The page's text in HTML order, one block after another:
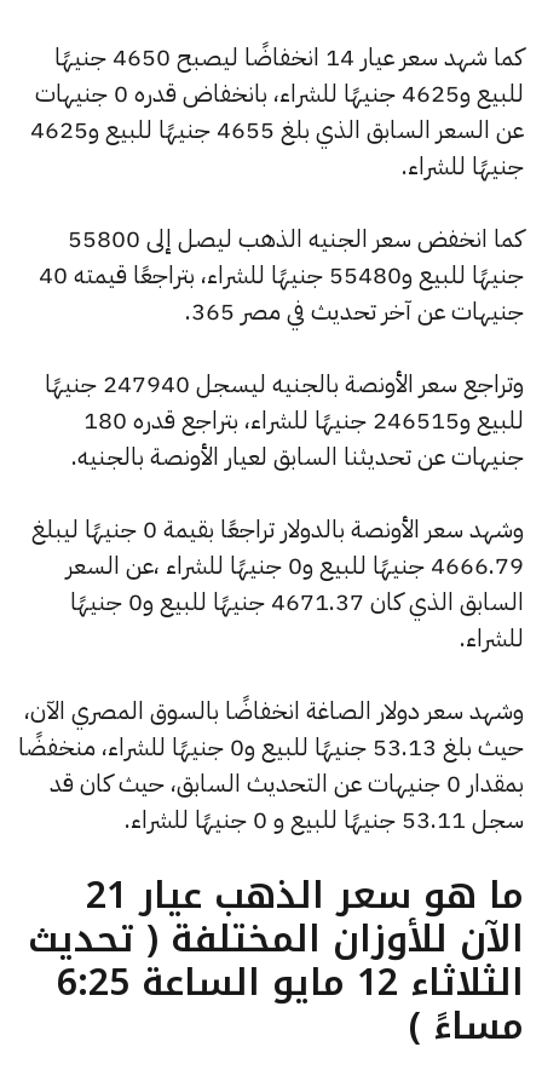
كما شهد سعر عيار 14 انخفاضًا ليصبح 4650 جنيهًا
للبيع و4625 جنيهًا للشراء، بانخفاض قدره 0 جنيهات
عن السعر السابق الذي بلغ 4655 جنيهًا للبيع و4625
جنيهًا للشراء.
كما انخفض سعر الجنيه الذهب ليصل إلى 55800
جنيهًا للبيع و55480 جنيهًا للشراء، بتراجعًا قيمته 40
جنيهات عن آخر تحديث في مصر 365.
وتراجع سعر الأونصة بالجنيه ليسجل 247940 جنيهًا
للبيع و246515 جنيهًا للشراء، بتراجع قدره 180
جنيهات عن تحديثنا السابق لعيار الأونصة بالجنيه.
وشهد سعر الأونصة بالدولار تراجعًا بقيمة 0 جنيهًا ليبلغ
4666.79 جنيهًا للبيع و0 جنيهًا للشراء ،عن السعر
السابق الذي كان 4671.37 جنيهًا للبيع و0 جنيهًا
للشراء.
وشهد سعر دولار الصاغة انخفاضًا بالسوق المصري الآن،
حيث بلغ 53.13 جنيهًا للبيع و0 جنيهًا للشراء، منخفضًا
بمقدار 0 جنيهات عن التحديث السابق، حيث كان قد
سجل 53.11 جنيهًا للبيع و 0 جنيهًا للشراء.
ما هو سعر الذهب عيار 21
الآن للأوزان المختلفة ( تحديث
الثلاثاء 12 مايو الساعة 6:25
مساءً )